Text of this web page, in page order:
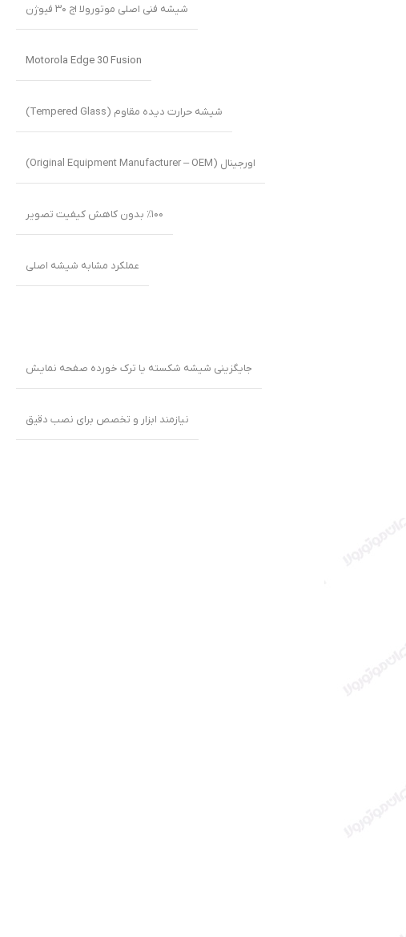
شیشه فنی اصلی موتورولا اج ۳۰ فیوژن
Motorola Edge 30 Fusion
شیشه حرارت دیده مقاوم (Tempered Glass)
اورجینال (Original Equipment Manufacturer – OEM)
٪۱۰۰ بدون کاهش کیفیت تصویر
عملکرد مشابه شیشه اصلی
جایگزینی شیشه شکسته یا ترک خورده صفحه نمایش
نیازمند ابزار و تخصص برای نصب دقیق